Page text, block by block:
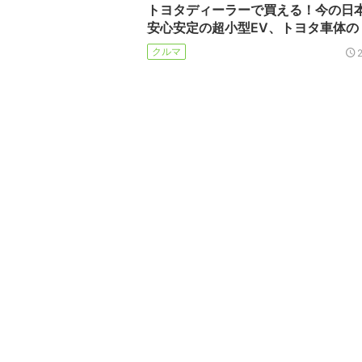
トヨタディーラーで買える！今の日
安心安定の超小型EV、トヨタ車体
クルマ